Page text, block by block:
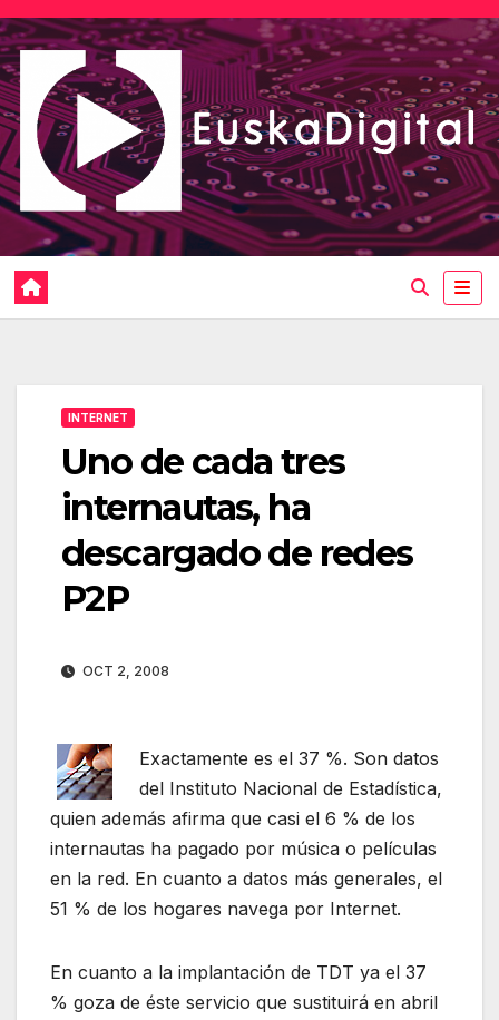
Saltar
al
contenido
INTERNET
Uno de cada tres
internautas, ha
descargado de redes
P2P
OCT 2, 2008
Exactamente es el 37 %. Son datos
del Instituto Nacional de Estadística,
quien además afirma que casi el 6 % de los
internautas ha pagado por música o películas
en la red. En cuanto a datos más generales, el
51 % de los hogares navega por Internet.
En cuanto a la implantación de TDT ya el 37
% goza de éste servicio que sustituirá en abril